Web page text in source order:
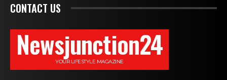
CONTACT US
Newsjunction24
YOUR LIFESTYLE MAGAZINE